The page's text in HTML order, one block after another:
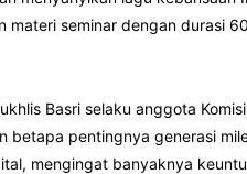
seminar dengan durasi
Basri selaku anggota
pentingnya generasi
mengingat banyaknya